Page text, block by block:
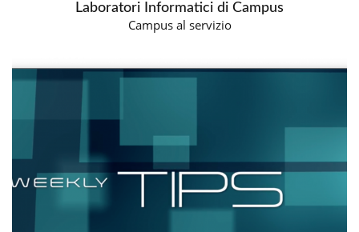
Laboratori Informatici di Campus
Campus al servizio